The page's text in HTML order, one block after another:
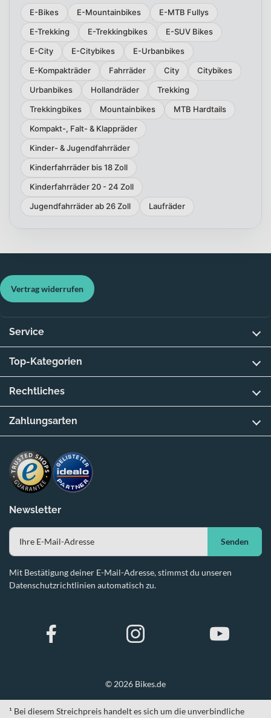
E-Bikes E-Mountainbikes
E-MTB Fullys
E-Trekking
E-Trekkingbikes
E-SUV Bikes
E-City
E-Citybikes
E-Urbanbikes
E-Kompakträder
Fahrräder City
Citybikes
Urbanbikes
Hollandräder
Trekking
Trekkingbikes
Mountainbikes
MTB Hardtails
Kompakt-, Falt- & Klappräder
Kinder- & Jugendfahrräder
Kinderfahrräder bis 18 Zoll
Kinderfahrräder 20 - 24 Zoll
Jugendfahrräder ab 26 Zoll
Laufräder
Newsletter
Senden
Mit Bestätigung deiner E-Mail-Adresse, stimmst du unseren
Datenschutzrichtlinien automatisch zu.
Vertrag widerrufen
Service
Top-Kategorien
Rechtliches
Zahlungsarten
© 2026 Bikes.de
¹ Bei diesem Streichpreis handelt es sich um die unverbindliche